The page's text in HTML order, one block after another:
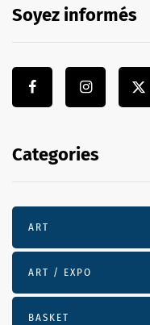
Soyez informés
Categories
ART
ART / EXPO
BASKET